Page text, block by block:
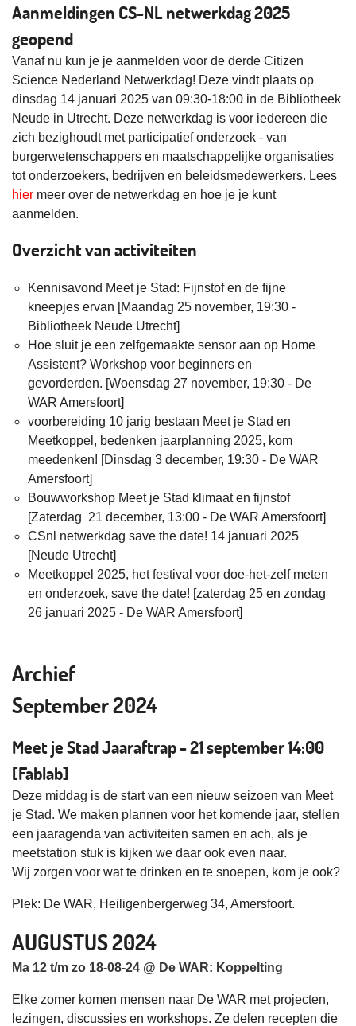
Aanmeldingen CS-NL netwerkdag 2025
geopend
Vanaf nu kun je je aanmelden voor de derde Citizen
Science Nederland Netwerkdag! Deze vindt plaats op
dinsdag 14 januari 2025 van 09:30-18:00 in de Bibliotheek
Neude in Utrecht. Deze netwerkdag is voor iedereen die
zich bezighoudt met participatief onderzoek - van
burgerwetenschappers en maatschappelijke organisaties
tot onderzoekers, bedrijven en beleidsmedewerkers. Lees
hier meer over de netwerkdag en hoe je je kunt
aanmelden.
Overzicht van activiteiten
Kennisavond Meet je Stad: Fijnstof en de fijne
kneepjes ervan [Maandag 25 november, 19:30 -
Bibliotheek Neude Utrecht]
Hoe sluit je een zelfgemaakte sensor aan op Home
Assistent? Workshop voor beginners en
gevorderden. [Woensdag 27 november, 19:30 - De
WAR Amersfoort]
voorbereiding 10 jarig bestaan Meet je Stad en
Meetkoppel, bedenken jaarplanning 2025, kom
meedenken! [Dinsdag 3 december, 19:30 - De WAR
Amersfoort]
Bouwworkshop Meet je Stad klimaat en fijnstof
[Zaterdag 21 december, 13:00 - De WAR Amersfoort]
CSnl netwerkdag save the date! 14 januari 2025
[Neude Utrecht]
Meetkoppel 2025, het festival voor doe-het-zelf meten
en onderzoek, save the date! [zaterdag 25 en zondag
26 januari 2025 - De WAR Amersfoort]
Archief
September 2024
Meet je Stad Jaaraftrap - 21 september 14:00
[Fablab]
Deze middag is de start van een nieuw seizoen van Meet
je Stad. We maken plannen voor het komende jaar, stellen
een jaaragenda van activiteiten samen en ach, als je
meetstation stuk is kijken we daar ook even naar.
Wij zorgen voor wat te drinken en te snoepen, kom je ook?
Plek: De WAR, Heiligenbergerweg 34, Amersfoort.
AUGUSTUS 2024
Ma 12 t/m zo 18-08-24 @ De WAR: Koppelting
Elke zomer komen mensen naar De WAR met projecten,
lezingen, discussies en workshops. Ze delen recepten die